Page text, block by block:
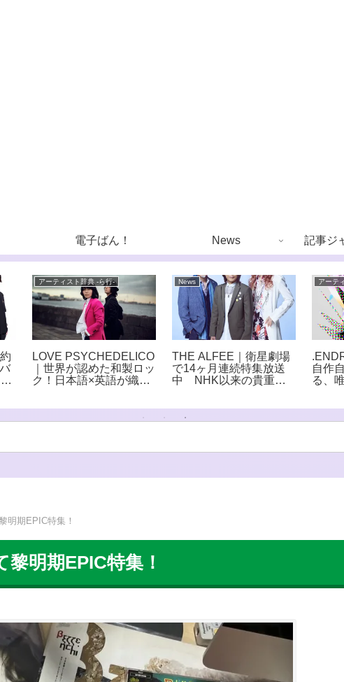
電子ばん！ News 記事ジ
アーティスト辞典 -ら行-
LOVE PSYCHEDELICO
｜世界が認めた和製ロッ
ク！日本語×英語が織り
News
THE ALFEE｜衛星劇場
で14ヶ月連続特集放送
中 NHK以来の貴重番
アーテ
自作
る、
明期EPIC特集！
明期EPIC特集！